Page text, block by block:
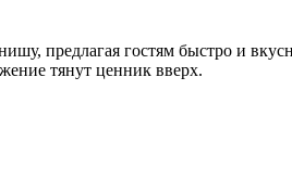
предлагая гостям быстро и
тянут ценник вверх.